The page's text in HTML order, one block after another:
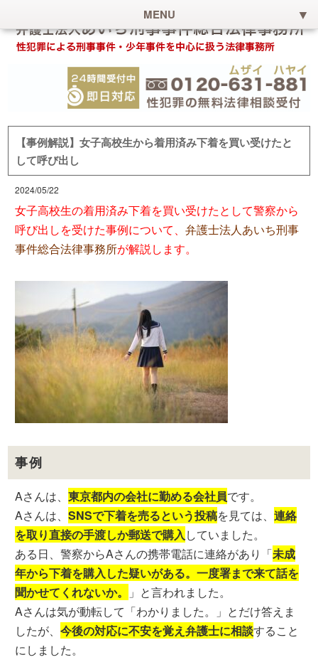
MENU
【事例解説】女子高校生から着用済み下着を買い受けたと
して呼び出し
2024/05/22
女子高校生の着用済み下着を買い受けたとして警察から
呼び出しを受けた事例について、弁護士法人あいち刑事
事件総合法律事務所が解説します。
事例
Aさんは、東京都内の会社に勤める会社員です。
Aさんは、SNSで下着を売るという投稿を見ては、連絡
を取り直接の手渡しか郵送で購入していました。
ある日、警察からAさんの携帯電話に連絡があり「未成
年から下着を購入した疑いがある。一度署まで来て話を
聞かせてくれないか。
」と言われました。
Aさんは気が動転して「わかりました。」とだけ答えま
したが、今後の対応に不安を覚え弁護士に相談すること
にしました。